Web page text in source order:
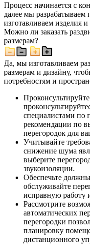
Процесс начинается с
далее мы разрабатываем
изготавливаем изделия
Можно ли заказать
размерам?
Да, мы изготавливаем
размерам и дизайну,
потребностям и
специалистами по
рекомендации по
перегородок для
Учитывайте
снижение шума
выберите
звукоизоляции.
Обеспечьте
обслуживайте
исправную работу
Рассмотрите
автоматических
перегородки
планировку
дистанционного